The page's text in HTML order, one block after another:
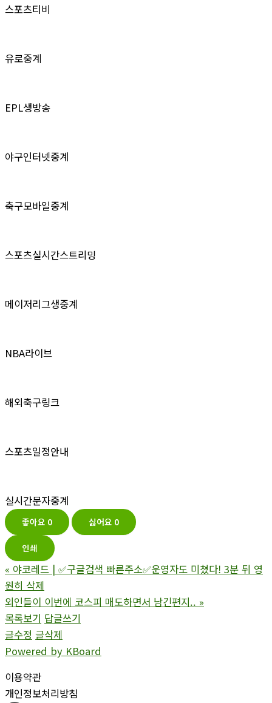
스포츠티비
유로중계
EPL생방송
야구인터넷중계
축구모바일중계
스포츠실시간스트리밍
메이저리그생중계
NBA라이브
해외축구링크
스포츠일정안내
실시간문자중계
좋아요 0 싫어요 0
인쇄
« 야코레드 | ✅구글검색 빠른주소✅운영자도 미쳤다! 3분 뒤 영
원히 삭제
외인들이 이번에 코스피 매도하면서 남긴편지.. »
목록보기 답글쓰기
글수정 글삭제
Powered by KBoard
이용약관
개인정보처리방침